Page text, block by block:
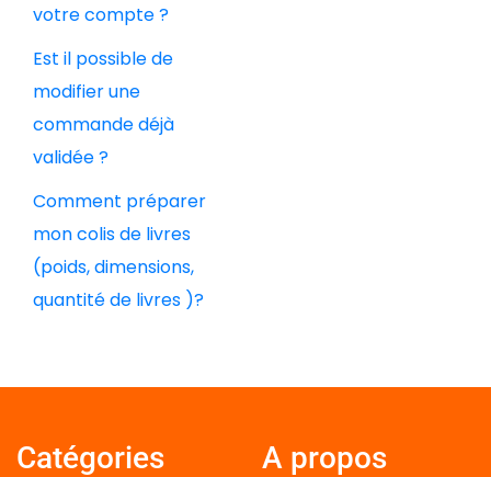
votre compte ?
Est il possible de
modifier une
commande déjà
validée ?
Comment préparer
mon colis de livres
(poids, dimensions,
quantité de livres )?
Catégories A propos